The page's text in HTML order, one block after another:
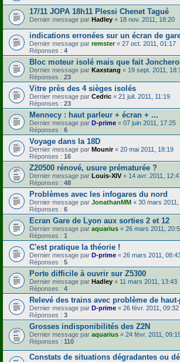
17/11 JOPA 18h11 Plessi Chenet Tagué
Dernier message par Hadley « 18 nov. 2011, 18:20
indications erronées sur un écran de
Dernier message par remster« 27 oct. 2011, 01:17
Réponses : 4
Bloc moteur isolé mais que fait
Dernier message par Kaxstang « 19 sept. 2011,
Réponses : 23
Vitre près des 4 sièges isolés
Dernier message par Cedric « 21 juil. 2011, 11:19
Réponses : 23
Mennecy : haut parleur + écran + ...
Dernier message par D-prime « 07 juin 2011, 17:25
Réponses : 6
Voyage dans la 18D
Dernier message par Mounir« 20 mai 2011, 18:19
Réponses : 16
Z20500 rénové, usure prématurée ?
Dernier message par Louis-XIV « 14 avr. 2011,
Réponses : 48
Problèmes avec les infogares du nord
Dernier message par JonathanMM « 30 mars
Réponses : 6
Ecran Gare de Lyon aux sorties 2 et 12
Dernier message par aquarius « 26 mars 2011,
Réponses : 1
C'est pratique la théorie !
Dernier message par D-prime « 26 mars 2011,
Réponses : 5
Porte difficile à ouvrir sur Z5300
Dernier message par Hadley « 11 mars 2011, 13:43
Réponses : 4
Relevé des trains avec problème de
Dernier message par D-prime « 26 févr. 2011, 09:32
Réponses : 3
Grosses indisponibilités des Z2N
Dernier message par aquarius « 24 févr. 2011,
Réponses : 110
Constats de situations dégradantes ou